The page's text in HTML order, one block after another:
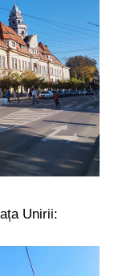
Unirii: